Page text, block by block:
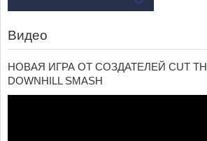
Видео
НОВАЯ ИГРА ОТ СОЗДАТЕЛЕЙ CUT
DOWNHILL SMASH